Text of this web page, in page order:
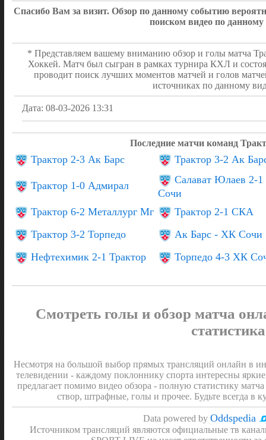
Михаил) 1:0
ПЕРВЫЙ ПЕРИОД2:0
Спасибо Вам за визит. Обзор по данному событию
поиском видео по
* Представляем вашему вниманию обзор и голы матча
Хоккей. Матч был сыгран в рамках турнира КХЛ и
проводит поиск лучших моментов матчей и голов
источниках по данному
Дата: 08-03-2026 13:31
Последние матчи команд
Трактор 2-3 Ак Барс Трактор 3-2 Ак
Трактор 1-0 Адмирал
Салават Юлаев 2-
Сочи
Трактор 6-2 Металлург Мг
Трактор 2-1 СКА
Трактор 3-2 Торпедо
Ак Барс - ХК Сочи
Нефтехимик 2-1 Трактор
Торпедо 4-3 ХК
Смотреть голы и обзор матча
статистика
Несмотря на большой выбор прямых трансляций онлайн в
телевидении - каждому поклоннику спорта интересны
предлагает помимо видео обзора - полную статистику
створ, штрафные, голы и прочее. Будьте всегда в
Data powered byOddspedia
Источником трансляций являются официальные тв